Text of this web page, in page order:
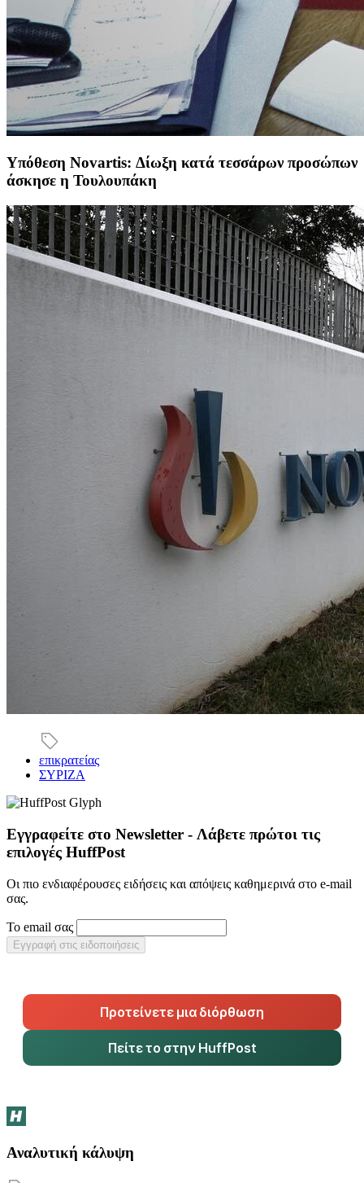
Υπόθεση Novartis: Δίωξη κατά τεσσάρων προσώπων
άσκησε η Τουλουπάκη
επικρατείας
ΣΥΡΙΖΑ
Εγγραφείτε στο Newsletter - Λάβετε πρώτοι τις
επιλογές HuffPost
Οι πιο ενδιαφέρουσες ειδήσεις και απόψεις καθημερινά στο e-mail
σας.
Το email σας
Εγγραφή στις ειδοποιήσεις
Προτείνετε μια διόρθωση
Πείτε το στην HuffPost
Αναλυτική κάλυψη